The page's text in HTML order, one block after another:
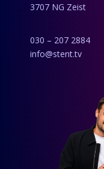
3707 NG Zeist
030 – 207 2884
info@stent.tv